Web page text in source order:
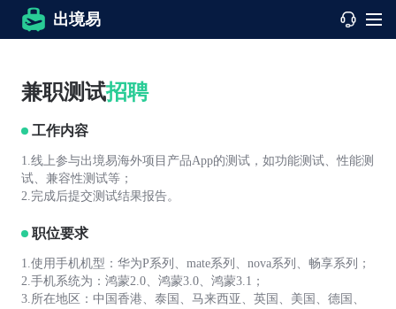
出境易
兼职测试招聘
工作内容
1.线上参与出境易海外项目产品App的测试，如功能测试、性能测
试、兼容性测试等；
2.完成后提交测试结果报告。
职位要求
1.使用手机机型：华为P系列、mate系列、nova系列、畅享系列；
2.手机系统为：鸿蒙2.0、鸿蒙3.0、鸿蒙3.1；
3.所在地区：中国香港、泰国、马来西亚、英国、美国、德国、